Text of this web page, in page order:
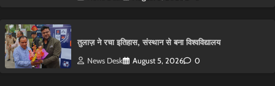
तुलाज़ ने रचा इतिहास, संस्थान से बना विश्वविद्यालय
News Desk August 5, 2026 0